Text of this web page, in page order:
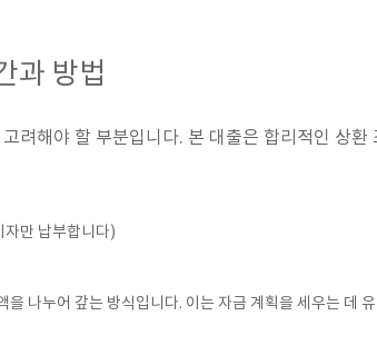
과 방법
려해야 할 부분입니다. 본 대출은 합리적인 상환
자만 납부합니다)
을 나누어 갚는 방식입니다. 이는 자금 계획을 세우는 데